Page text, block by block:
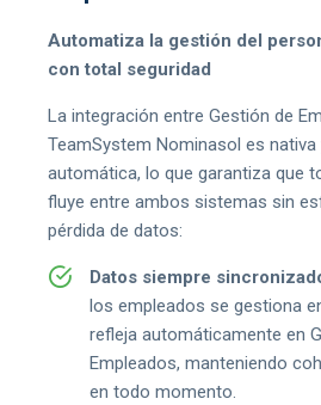
Automatiza la gestión del
con total seguridad
La integración entre Gestión de
TeamSystem Nominasol es
automática, lo que garantiza que
fluye entre ambos sistemas sin
pérdida de datos:
Datos siempre
los empleados se gestiona
refleja automáticamente en
Empleados, manteniendo
en todo momento.